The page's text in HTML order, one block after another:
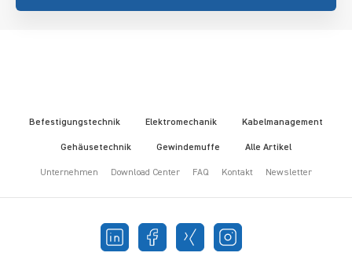
Befestigungstechnik Elektromechanik Kabelmanagement
Gehäusetechnik Gewindemuffe Alle Artikel
Unternehmen Download Center FAQ Kontakt Newsletter